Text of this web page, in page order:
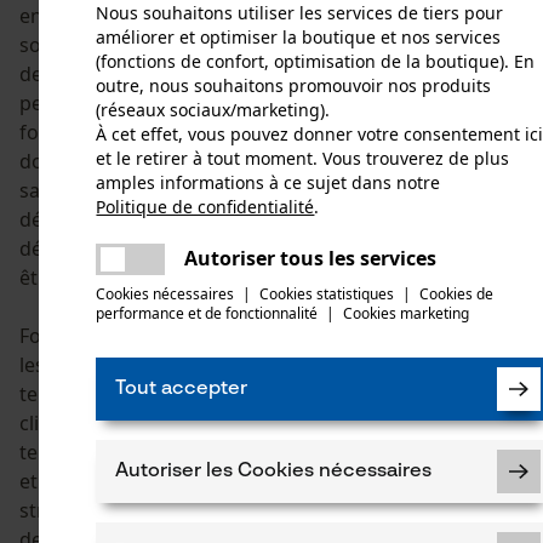
encore moins représentés. Qui plus est, les épicéas
souffrent particulièrement des faibles précipitations et
de la baisse des niveaux d'eau, car de nombreux
peuplements d'épicéas n'ont pas été établis en
fonction du contexte local. Cependant, les espèces
dont les conditions sont meilleures, telles que les
sapins de Douglas, les hêtres ou les pins, commencent
déjà à montrer les mêmes symptômes de
dépérissement. Le spectre des espèces devra donc
être davantage différencié dans un avenir lointain.
Fort heureusement, de nouvelles essences d'arbres et
les forêts mixtes ont été introduites depuis un certain
temps afin de préparer nos forêts à ce changement
climatique. Cela dit, il reste un problème : d'une part, le
temps qu'il faudra pour qu'un tel changement s'opère
et d'autre part, le fait que les forêts privées ont une
structure parcellaire fragmentée et que la question
Nous souhaitons utiliser les services de tiers pour
améliorer et optimiser la boutique et nos services
(fonctions de confort, optimisation de la boutique). En
outre, nous souhaitons promouvoir nos produits
(réseaux sociaux/marketing).
À cet effet, vous pouvez donner votre consentement ici
et le retirer à tout moment. Vous trouverez de plus
amples informations à ce sujet dans notre
Politique de confidentialité.
Autoriser tous les services
Cookies nécessaires | Cookies statistiques |
Cookies de
performance et de fonctionnalité | Cookies marketing
Tout accepter
Autoriser les Cookies nécessaires
Une erreur s'est produite. Veuillez essayer
encore.
partager
mail